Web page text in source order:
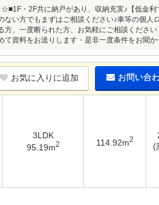
・2F共に納戸があり、収納充実♪【低金利
い方でもまずはご相談ください♪車等の個人
一度断られた方、お気軽にご相談ください
資料をお送りします・是非一度条件をお聞か
お気に入りに追加 お問い合
3LDK
95.19m2 114.92m2
(